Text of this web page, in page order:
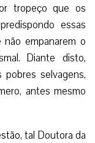
tropeço que os
essas
empanarem o
Diante disto,
selvagens,
antes mesmo
tal Doutora da